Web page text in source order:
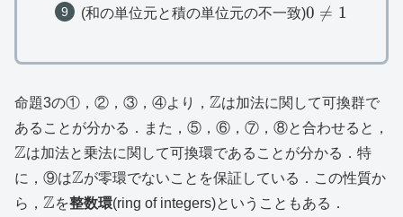
(和の単位元と積の単位元の不一致)0\neq
0 
= 1
命題3の①，②，③，④より， \mathbb{Z}
Zは加法に関して可換群で
あることが分かる．また，⑤，⑥，⑦，⑧と合わせると，
Zは加法と乗法に関して可換環であることが分かる．特
に，⑨は\mathbb{Z}
Zが零環でないことを保証している．この性質か
ら， \mathbb{Z}
Zを整数環(ring of integers)ということもある．